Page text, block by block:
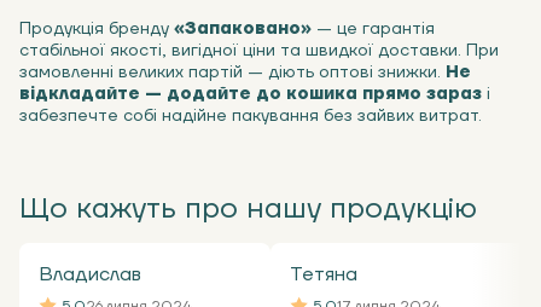
Продукція бренду «Запаковано» — це гарантія
стабільної якості, вигідної ціни та швидкої доставки. При
замовленні великих партій — діють оптові знижки. Не
відкладайте — додайте до кошика прямо зараз і
забезпечте собі надійне пакування без зайвих витрат.
Що кажуть про нашу продукцію
Владислав Тетяна